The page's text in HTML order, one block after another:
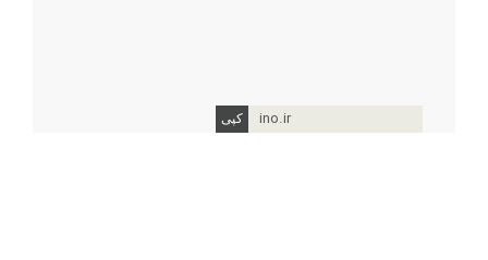
ino.ir